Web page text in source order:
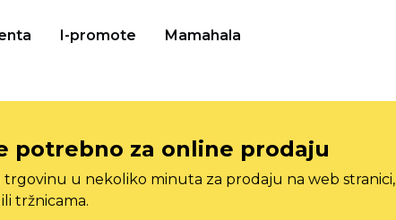
I-promote Mamahala
potrebno za online prodaju
u nekoliko minuta za prodaju na web stranici,
tržnicama.